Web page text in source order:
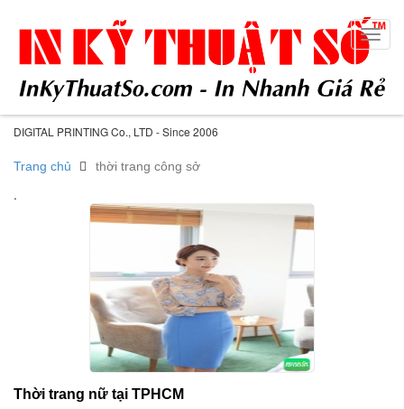
DIGITAL PRINTING Co., LTD - Since 2006
Trang chủ thời trang công sở
.
Thời trang nữ tại TPHCM